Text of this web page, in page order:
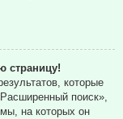
страницу!
которые
поиск»,
на которых он